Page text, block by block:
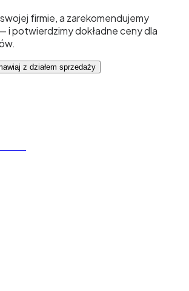
firmie, a zarekomendujemy
i potwierdzimy dokładne ceny dla
z działem sprzedaży